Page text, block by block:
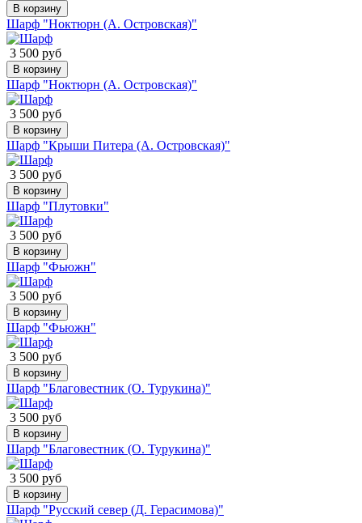
В корзину
Шарф "Ноктюрн (А. Островская)"
3 500 руб
В корзину
Шарф "Ноктюрн (А. Островская)"
3 500 руб
В корзину
Шарф "Крыши Питера (А. Островская)"
3 500 руб
В корзину
Шарф "Плутовки"
3 500 руб
В корзину
Шарф "Фьюжн"
3 500 руб
В корзину
Шарф "Фьюжн"
3 500 руб
В корзину
Шарф "Благовестник (О. Турукина)"
3 500 руб
В корзину
Шарф "Благовестник (О. Турукина)"
3 500 руб
В корзину
Шарф "Русский север (Д. Герасимова)"